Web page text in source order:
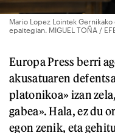
Mario Lopez Lointek
epaitegian. MIGUEL TOÑA /
Europa Press berri
akusatuaren
platonikoa» izan
gabea». Hala, ez du
egon zenik, eta